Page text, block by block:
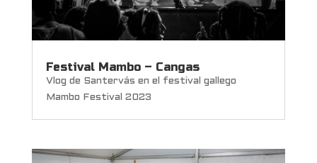
Festival Mambo – Cangas
Vlog de Santervás en el festival gallego
Mambo Festival 2023